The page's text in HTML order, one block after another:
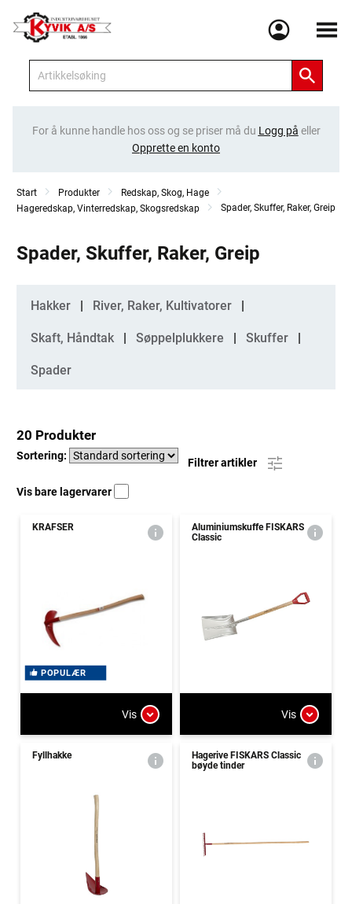
Meny
For å kunne handle hos oss og se priser må du Logg på eller
Opprette en konto
Start Produkter
Redskap, Skog, Hage
Hageredskap, Vinterredskap, Skogsredskap
Spader, Skuffer, Raker, Greip
Spader, Skuffer, Raker, Greip
Kategorier
Hakker River, Raker, Kultivatorer
Skaft, Håndtak Søppelplukkere Skuffer
Spader
20 Produkter
Sortering:
Filtrer artikler
Vis bare lagervarer
KRAFSER
POPULÆR
Vis
Aluminiumskuffe FISKARS
Classic
Vis
Fyllhakke
Hagerive FISKARS Classic
bøyde tinder